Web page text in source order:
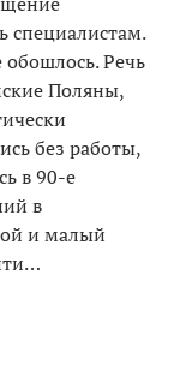
специалистам.
Речь
Поляны,
без работы,
в 90-е
в
и малый